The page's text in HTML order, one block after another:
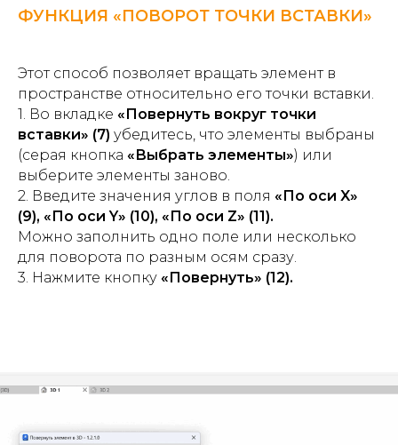
ФУНКЦИЯ «ПОВОРОТ ТОЧКИ ВСТАВКИ»
Этот способ позволяет вращать элемент в
пространстве относительно его точки вставки.
1. Во вкладке «Повернуть вокруг точки
вставки» (7) убедитесь, что элементы выбраны
(серая кнопка «Выбрать элементы») или
выберите элементы заново.
2. Введите значения углов в поля «По оси X»
(9), «По оси Y» (10), «По оси Z» (11).
Можно заполнить одно поле или несколько
для поворота по разным осям сразу.
3. Нажмите кнопку «Повернуть» (12).